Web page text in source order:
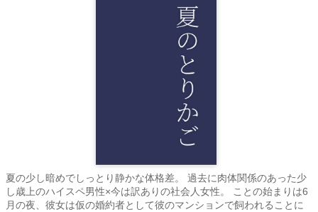
夏の少し暗めでしっとり静かな体格差。 過去に肉体関係のあった少
し歳上のハイスペ男性×今は訳ありの社会人女性。 ことの始まりは6
月の夜、彼女は仮の婚約者として彼のマンションで飼われることに